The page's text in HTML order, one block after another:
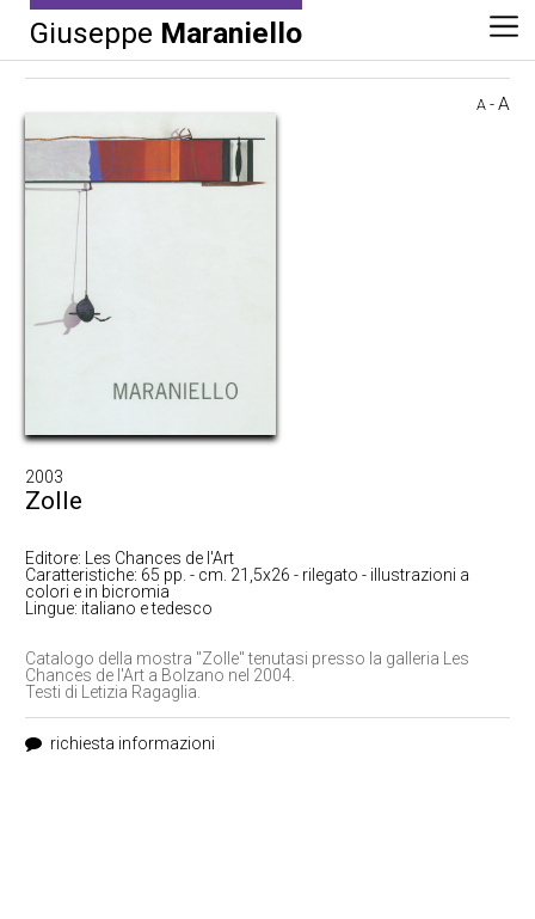
Giuseppe Maraniello
A -A
2003
Zolle
Editore: Les Chances de l'Art
Caratteristiche: 65 pp. - cm. 21,5x26 - rilegato - illustrazioni a
colori e in bicromia
Lingue: italiano e tedesco
Catalogo della mostra "Zolle" tenutasi presso la galleria Les
Chances de l'Art a Bolzano nel 2004.
Testi di Letizia Ragaglia.
richiesta informazioni